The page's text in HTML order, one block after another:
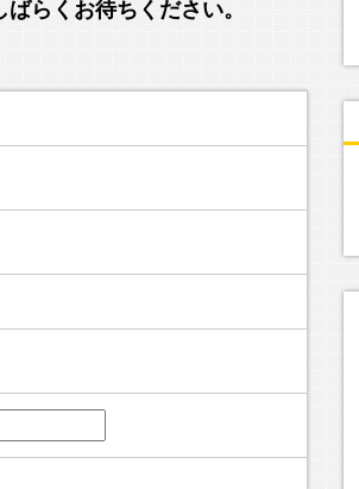
らくお待ちください。